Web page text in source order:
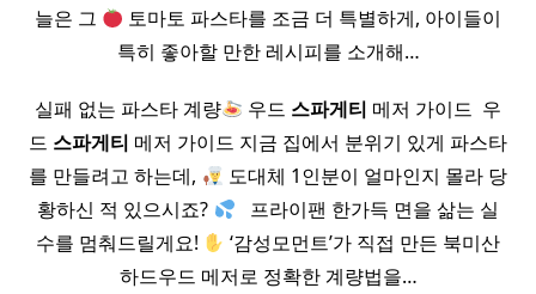
늘은 그
토마토 파스타를 조금 더 특별하게, 아이들이
특히 좋아할 만한 레시피를 소개해…
실패 없는 파스타 계량 우드 스파게티 메저 가이드 ​ 우
드 스파게티 메저 가이드 지금 집에서 분위기 있게 파스타
를 만들려고 하는데,
도대체 1인분이 얼마인지 몰라 당
황하신 적 있으시죠?
​ ​ 프라이팬 한가득 면을 삶는 실
수를 멈춰드릴게요!
‘감성모먼트’가 직접 만든 북미산
하드우드 메저로 정확한 계량법을…